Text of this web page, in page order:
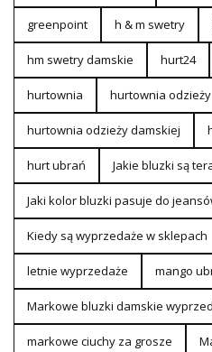
greenpoint h & m swetry
hm swetry damskie hurt24
hurtownia hurtownia odzieży
hurtownia odzieży damskiej
hurt ubrań Jakie bluzki są
Jaki kolor bluzki pasuje do
Kiedy są wyprzedaże w sklepach
letnie wyprzedaże mango
Markowe bluzki damskie
markowe ciuchy za grosze